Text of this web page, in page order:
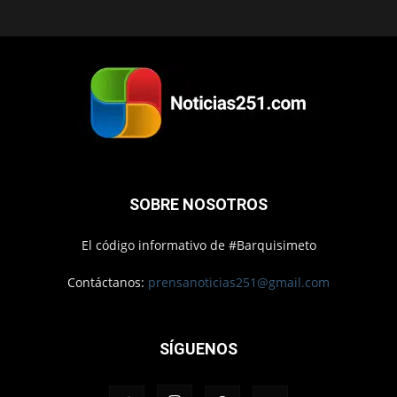
SOBRE NOSOTROS
El código informativo de #Barquisimeto
Contáctanos: prensanoticias251@gmail.com
SÍGUENOS